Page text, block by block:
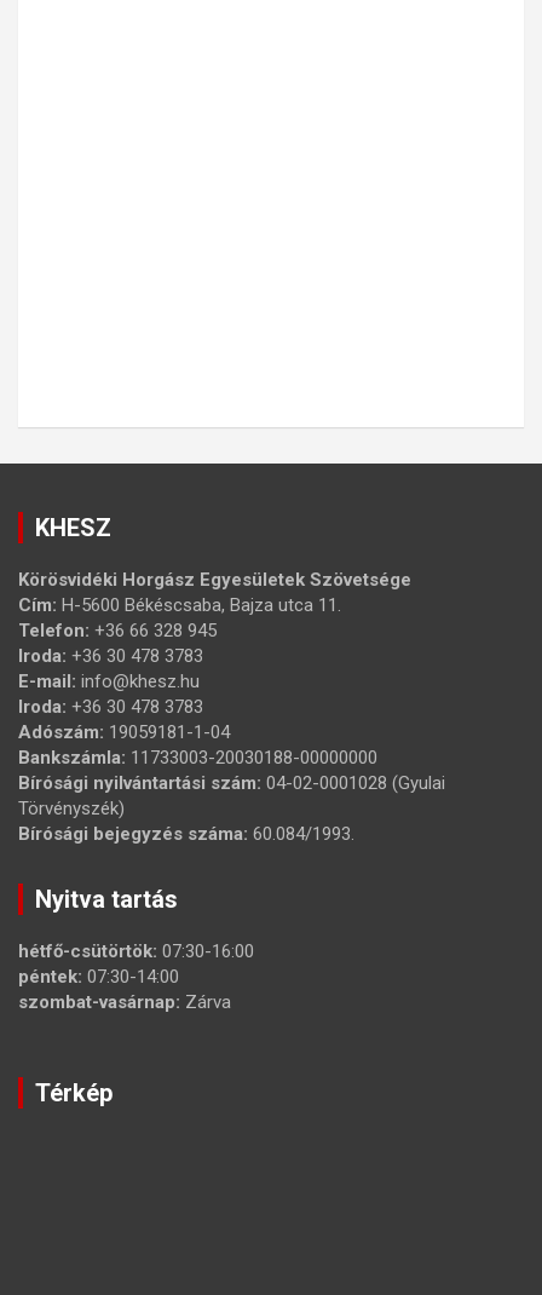
KHESZ
Körösvidéki Horgász Egyesületek Szövetsége
Cím: H-5600 Békéscsaba, Bajza utca 11.
Telefon: +36 66 328 945
Iroda: +36 30 478 3783
E-mail: info@khesz.hu
Iroda: +36 30 478 3783
Adószám: 19059181-1-04
Bankszámla: 11733003-20030188-00000000
Bírósági nyilvántartási szám: 04-02-0001028 (Gyulai
Törvényszék)
Bírósági bejegyzés száma: 60.084/1993.
Nyitva tartás
hétfő-csütörtök: 07:30-16:00
péntek: 07:30-14:00
szombat-vasárnap: Zárva
Térkép